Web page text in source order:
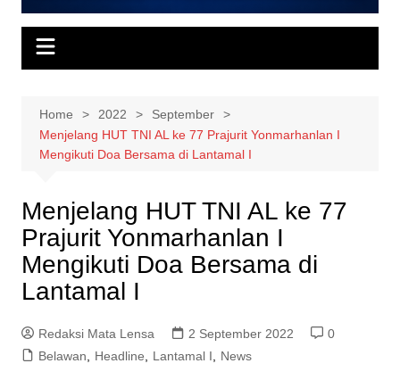
Home 2022
September
Menjelang HUT TNI AL ke 77 Prajurit Yonmarhanlan I
Mengikuti Doa Bersama di Lantamal I
Menjelang HUT TNI AL ke 77
Prajurit Yonmarhanlan I
Mengikuti Doa Bersama di
Lantamal I
Redaksi Mata Lensa 2 September 2022
0
Belawan
Headline Lantamal I News